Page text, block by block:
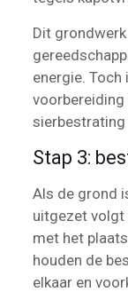
Dit
energie.
voorbereiding
sierbestrating
Stap 3:
Als de grond
uitgezet volgt
met het
houden de
elkaar en